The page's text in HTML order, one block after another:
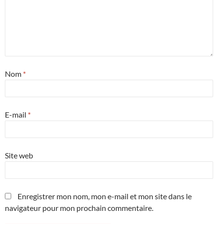
Nom *
E-mail *
Site web
Enregistrer mon nom, mon e-mail et mon site dans le
navigateur pour mon prochain commentaire.